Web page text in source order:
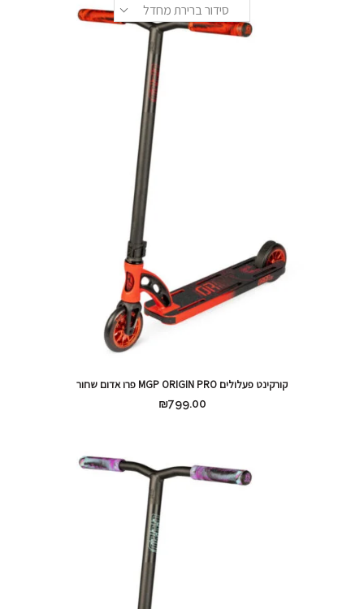
סידור ברירת מחדל
קורקינט פעלולים MGP ORIGIN PRO פרו אדום שחור
₪799.00